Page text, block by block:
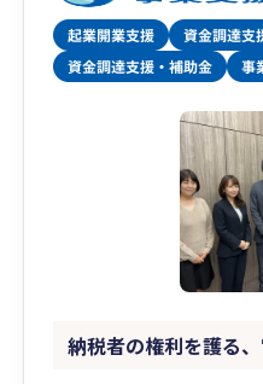
納税者の権利を護る